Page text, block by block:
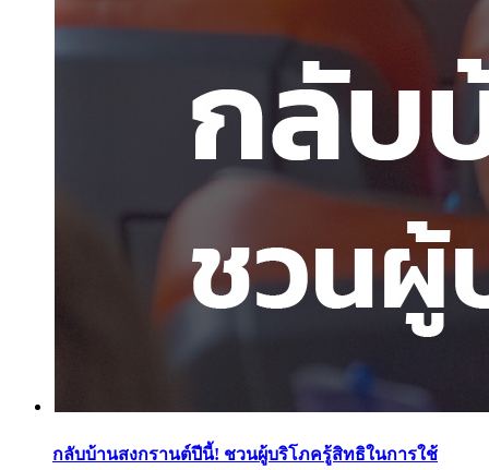
กลับบ้านสงกรานต์ปีนี้! ชวนผู้บริโภครู้สิทธิในการใช้